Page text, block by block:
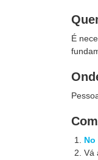
É
No
Vá